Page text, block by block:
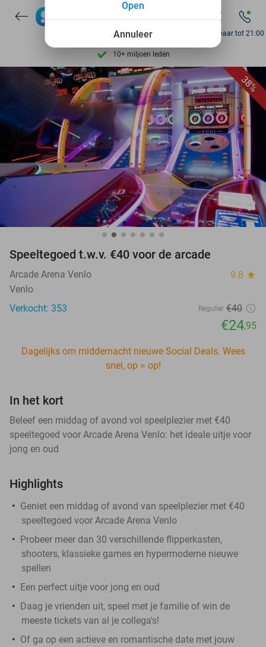
Ontdek 15.000+ deals
7 dagen per week beschikbaar
10+ miljoen leden
9,4 op basis van 206.215 reviews
Ontdek 15.000+ deals
7 dagen per week beschikbaar
10+ miljoen leden
Bereikbaar tot 21:00
38%
favorite_border
Speeltegoed t.w.v. €40 voor de arcade
Arcade Arena Venlo 9.8 star
Venlo
Verkocht: 353
Regulier €40
€24,95
Dagelijks om middernacht nieuwe Social Deals. Wees
snel, op = op!
In het kort
Beleef een middag of avond vol speelplezier met €40
speeltegoed voor Arcade Arena Venlo: het ideale uitje voor
jong en oud
Highlights
Geniet een middag of avond van speelplezier met €40
speeltegoed voor Arcade Arena Venlo
Probeer meer dan 30 verschillende flipperkasten,
shooters, klassieke games en hypermoderne nieuwe
spellen
Een perfect uitje voor jong en oud
Daag je vrienden uit, speel met je familie of win de
meeste tickets van al je collega's!
Of ga op een actieve en romantische date met jouw
Annuleer
Open